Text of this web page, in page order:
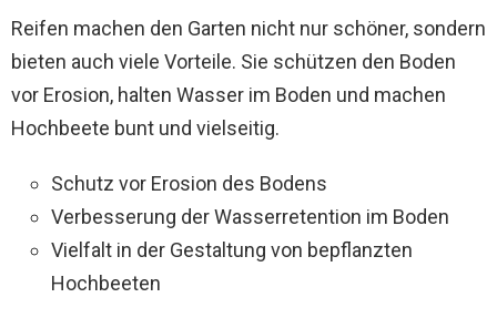
Reifen machen den Garten nicht nur schöner, sondern
bieten auch viele Vorteile. Sie schützen den Boden
vor Erosion, halten Wasser im Boden und machen
Hochbeete bunt und vielseitig.
Schutz vor Erosion des Bodens
Verbesserung der Wasserretention im Boden
Vielfalt in der Gestaltung von bepflanzten
Hochbeeten